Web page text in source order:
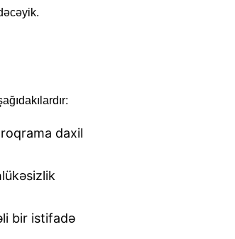
daxil
bir istifadə